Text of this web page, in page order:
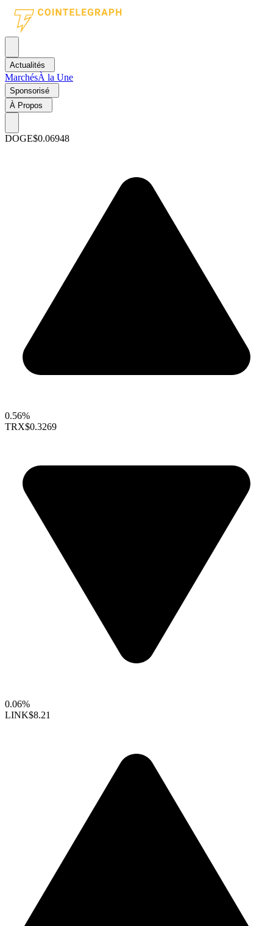
Actualités
MarchésÀ la Une
Sponsorisé
À Propos
DOGE$0.06948
0.56%
TRX$0.3269
0.06%
LINK$8.21